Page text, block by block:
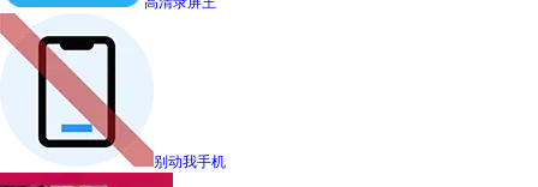
别动我手机